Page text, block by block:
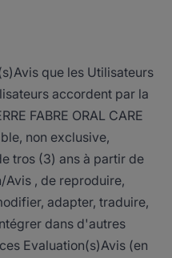
que les Utilisateurs
accordent par la
FABRE ORAL CARE
non exclusive,
tros (3) ans à partir de
Avis , de reproduire,
adapter, traduire,
dans d'autres
Evaluation(s)Avis (en